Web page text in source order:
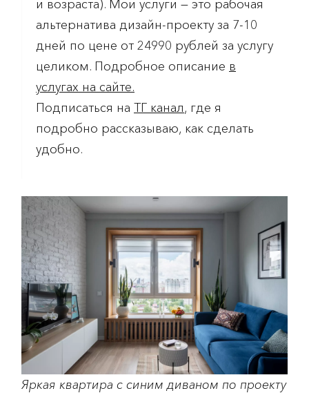
и возраста). Мои услуги — это рабочая
альтернатива дизайн-проекту за 7-10
дней по цене от 24990 рублей за услугу
целиком. Подробное описание в
услугах на сайте.
Подписаться на ТГ канал, где я
подробно рассказываю, как сделать
удобно.
Яркая квартира с синим диваном по проекту